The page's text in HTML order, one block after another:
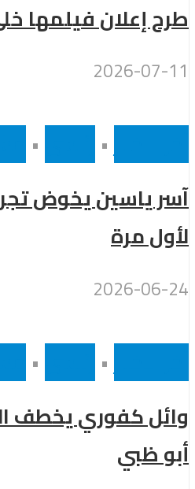
طرح إعلان فيلمها
2026-07-11
•
•
آسر ياسين يخوض
لأول مرة
2026-06-24
•
•
وائل كفوري يخطف
أبو ظبي